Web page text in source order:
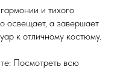
и тихого
освещает, а завершает
к отличному костюму.
Посмотреть всю